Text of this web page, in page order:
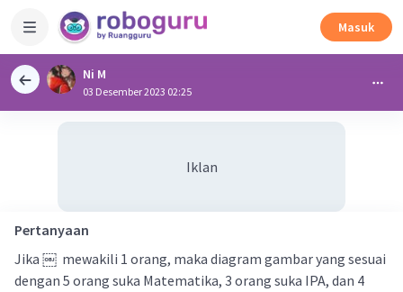
Masuk
Ni M
03 Desember 2023 02:25
Iklan
Pertanyaan
Jika ￼ mewakili 1 orang, maka diagram gambar yang sesuai
dengan 5 orang suka Matematika, 3 orang suka IPA, dan 4